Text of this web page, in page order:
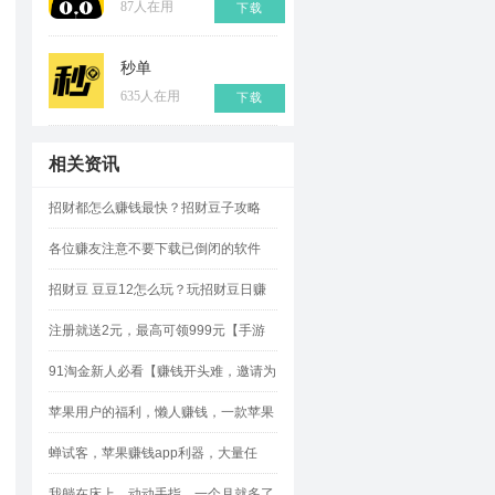
下载
87人在用
秒单
下载
635人在用
相关资讯
招财都怎么赚钱最快？招财豆子攻略
各位赚友注意不要下载已倒闭的软件
招财豆 豆豆12怎么玩？玩招财豆日赚
注册就送2元，最高可领999元【手游
91淘金新人必看【赚钱开头难，邀请为
苹果用户的福利，懒人赚钱，一款苹果
蝉试客，苹果赚钱app利器，大量任